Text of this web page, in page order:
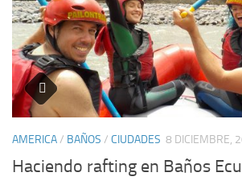
AMERICA/ BAÑOS / CIUDADES 8 DICIEMBRE,
Haciendo rafting en Baños